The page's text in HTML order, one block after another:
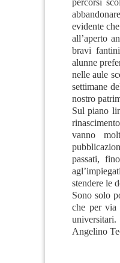
percorsi
evidente
all’aperto
bravi
alunne
nelle aule
settimane
nostro
Sul piano
vanno
passati,
stendere le
Sono solo
che per via
universitari.
Angelino